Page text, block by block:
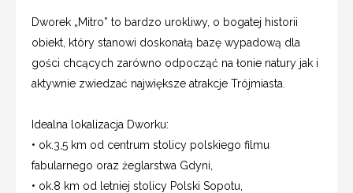
Dworek „Mitro” to bardzo urokliwy, o bogatej historii
obiekt, który stanowi doskonałą bazę wypadową dla
gości chcących zarówno odpocząć na łonie natury jak i
aktywnie zwiedzać największe atrakcje Trójmiasta.
Idealna lokalizacja Dworku:
• ok.3,5 km od centrum stolicy polskiego filmu
fabularnego oraz żeglarstwa Gdyni,
• ok.8 km od letniej stolicy Polski Sopotu,